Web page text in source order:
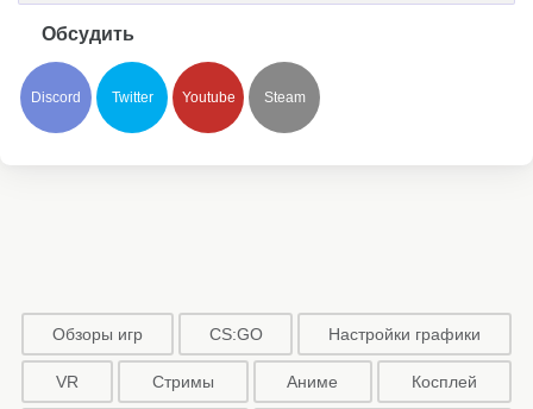
Обсудить
Discord Twitter Youtube Steam
Обзоры игр CS:GO Настройки графики
VR Стримы Аниме Косплей